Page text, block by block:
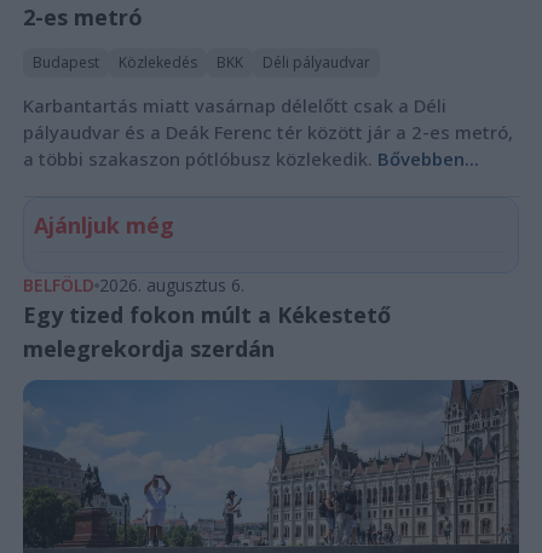
2-es metró
Budapest Közlekedés BKK Déli pályaudvar
Karbantartás miatt vasárnap délelőtt csak a Déli
pályaudvar és a Deák Ferenc tér között jár a 2-es metró,
a többi szakaszon pótlóbusz közlekedik. Bővebben...
Ajánljuk még
BELFÖLD 2026. augusztus 6.
Egy tized fokon múlt a Kékestető
melegrekordja szerdán